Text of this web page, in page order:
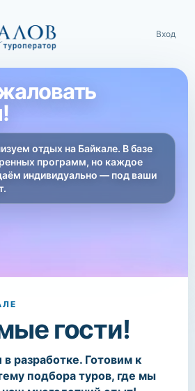
Вход
отдых на Байкале. В базе
программ, но каждое
индивидуально — под ваши
гости!
разработке. Готовим к
подбора туров, где мы